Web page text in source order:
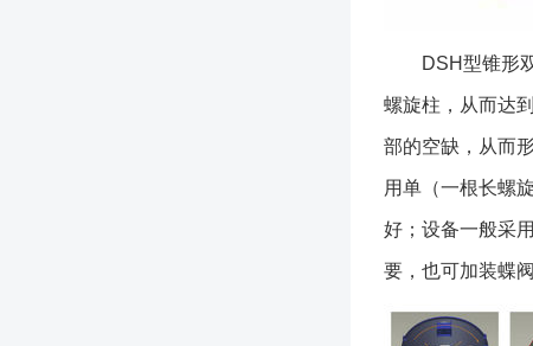
DSH型锥形双
螺旋柱，从而达
部的空缺，从而
用单（一根长螺
好；设备一般采
要，也可加装蝶